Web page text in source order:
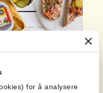
for å analysere